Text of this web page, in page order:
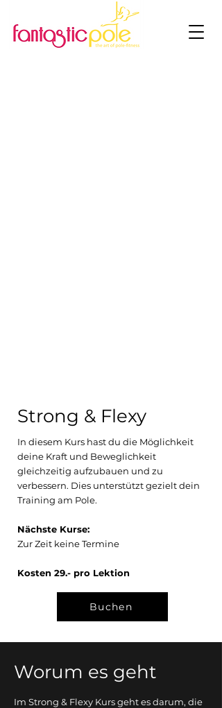
Strong & Flexy
In diesem Kurs hast du die Möglichkeit
deine Kraft und Beweglichkeit
gleichzeitig aufzubauen und zu
verbessern. Dies unterstützt gezielt dein
Training am Pole.
Nächste Kurse:
Zur Zeit keine Termine
Kosten 29.- pro Lektion
Buchen
Worum es geht
Im Strong & Flexy Kurs geht es darum, die